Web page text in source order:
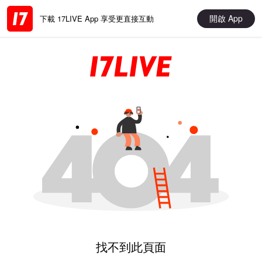
下載 17LIVE App 享受更直接互動 開啟 App
找不到此頁面